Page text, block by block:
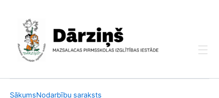
content
SākumsNodarbību saraksts